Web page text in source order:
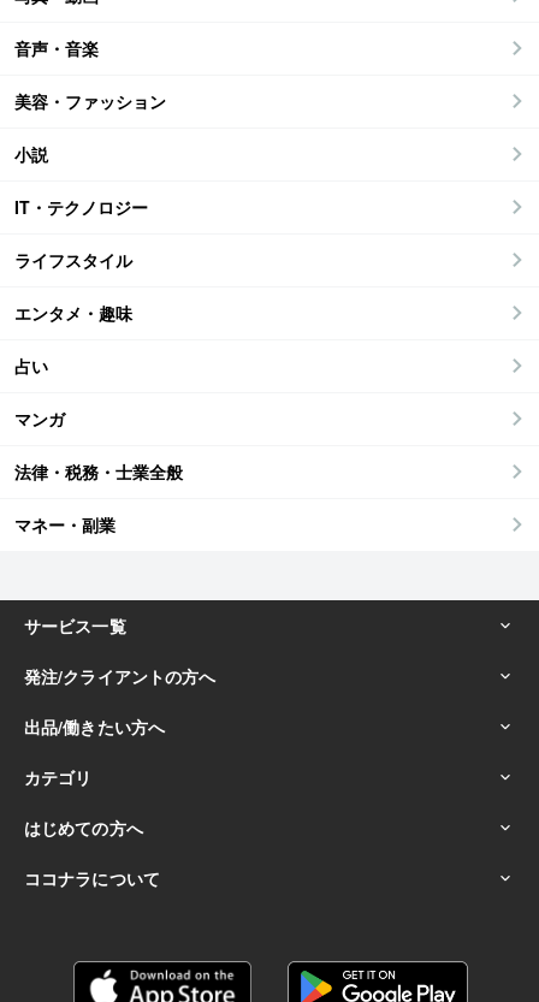
音声・音楽
美容・ファッション
小説
IT・テクノロジー
ライフスタイル
エンタメ・趣味
占い
マンガ
法律・税務・士業全般
マネー・副業